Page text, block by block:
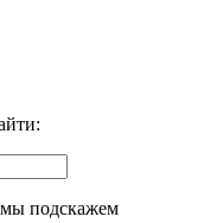
мы подскажем